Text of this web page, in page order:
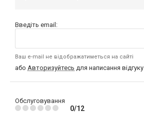
Введіть email:
Ваш e-mail не відображатиметься на сайті
або Авторизуйтесь для написання відгуку
Обслуговування
0/12